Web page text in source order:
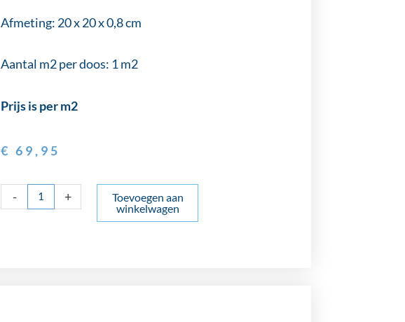
Afmeting: 20 x 20 x 0,8 cm
Aantal m2 per doos: 1 m2
Prijs is per m2
€ 69,95
-
Paris
+
Toevoegen aan
winkelwagen